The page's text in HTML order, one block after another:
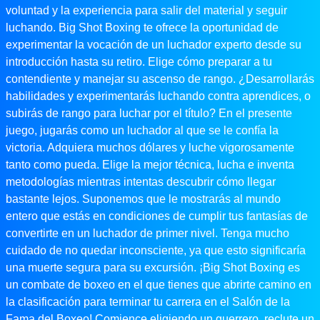
voluntad y la experiencia para salir del material y seguir
luchando. Big Shot Boxing te ofrece la oportunidad de
experimentar la vocación de un luchador experto desde su
introducción hasta su retiro. Elige cómo preparar a tu
contendiente y manejar su ascenso de rango. ¿Desarrollarás
habilidades y experimentarás luchando contra aprendices, o
subirás de rango para luchar por el título? En el presente
juego, jugarás como un luchador al que se le confía la
victoria. Adquiera muchos dólares y luche vigorosamente
tanto como pueda. Elige la mejor técnica, lucha e inventa
metodologías mientras intentas descubrir cómo llegar
bastante lejos. Suponemos que le mostrarás al mundo
entero que estás en condiciones de cumplir tus fantasías de
convertirte en un luchador de primer nivel. Tenga mucho
cuidado de no quedar inconsciente, ya que esto significaría
una muerte segura para su excursión. ¡Big Shot Boxing es
un combate de boxeo en el que tienes que abrirte camino en
la clasificación para terminar tu carrera en el Salón de la